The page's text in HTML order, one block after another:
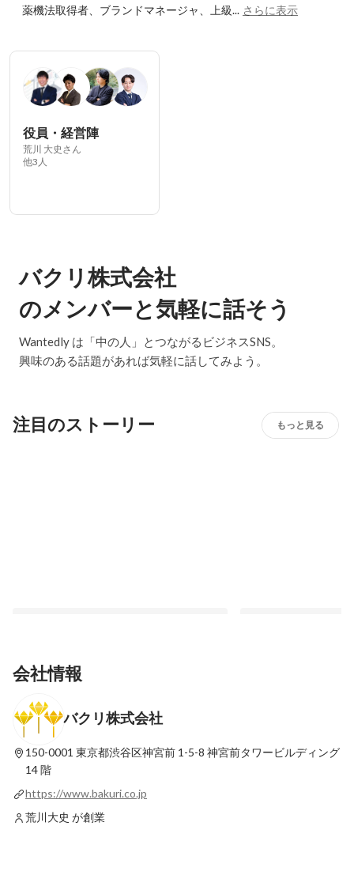
薬機法取得者、ブランドマネージャ、上級... さらに表示
役員・経営陣
荒川 大史さん
他3人
バクリ株式会社
のメンバーと気軽に話そう
Wantedly は「中の人」とつながるビジネスSNS。
興味のある話題があれば気軽に話してみよう。
注目のストーリー もっと見る
当たり前を丁寧に積み重ねる。ライフイベ
ントに左右されない、自律したキャリアの
築き方
最新順で表示
跡 最新順で表示
会社情報
バクリ株式会社
150-0001 東京都渋谷区神宮前 1-5-8 神宮前タワービルディング
14 階
https://www.bakuri.co.jp
荒川大史 が創業